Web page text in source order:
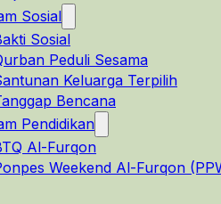
Sosial
Sosial
Peduli Sesama
Keluarga Terpilih
Bencana
Pendidikan
Al-Furqon
Weekend Al-Furqon